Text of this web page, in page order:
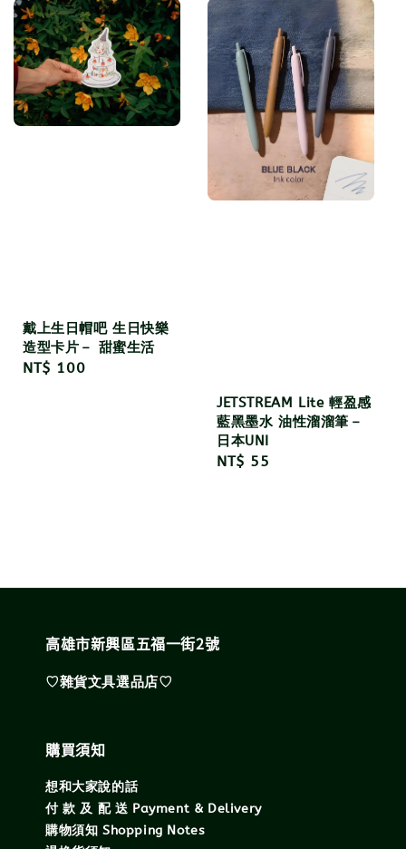
戴上生日帽吧 生日快樂
造型卡片－ 甜蜜生活
Regular
NT$ 100
JETSTREAM Lite 輕盈感
藍黑墨水 油性溜溜筆－
日本UNI
Regular
NT$ 55
高雄市新興區五福一街2號
♡雜貨文具選品店♡
購買須知
想和大家說的話
付 款 及 配 送 Payment & Delivery
購物須知 Shopping Notes